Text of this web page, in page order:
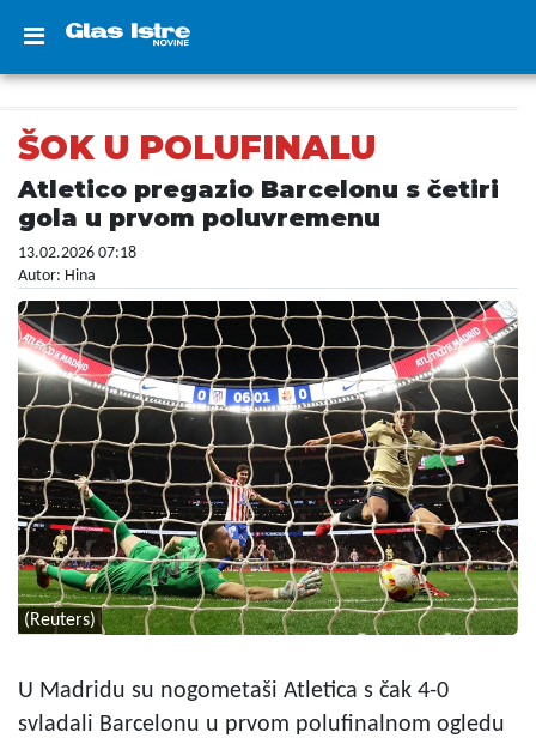
ŠOK U POLUFINALU
Atletico pregazio Barcelonu s četiri
gola u prvom poluvremenu
13.02.2026 07:18
Autor: Hina
(Reuters)
U Madridu su nogometaši Atletica s čak 4-0
svladali Barcelonu u prvom polufinalnom ogledu